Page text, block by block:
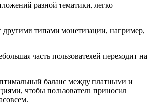
разной тематики, легко
другими типами монетизации, например,
часть пользователей переходит на
баланс между платными и
чтобы пользователь приносил